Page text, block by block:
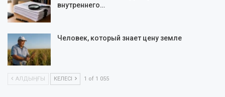
внутреннего…
Человек, который знает цену земле
АЛДЫҢҒЫ КЕЛЕСІ 1 of 1 055